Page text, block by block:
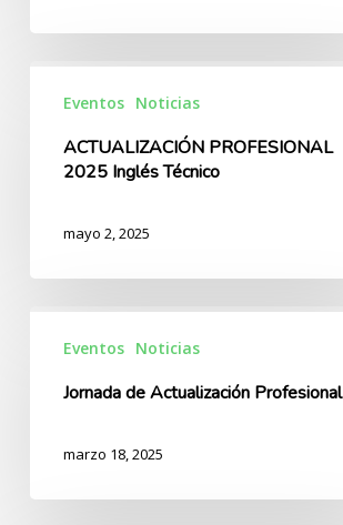
ACTUALIZACIÓN
PROFESIONAL
Inglés
Técnico
Eventos Noticias
ACTUALIZACIÓN PROFESIONAL
2025 Inglés Técnico
mayo 2, 2025
Profesional
Eventos Noticias
Jornada de Actualización Profesional
marzo 18, 2025